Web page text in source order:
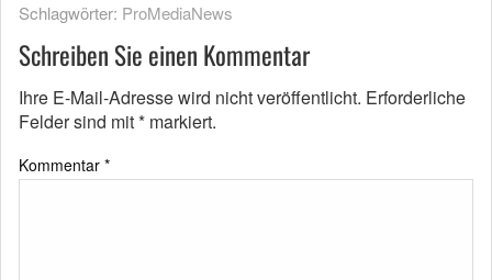
Schlagwörter: ProMediaNews
Schreiben Sie einen Kommentar
Ihre E-Mail-Adresse wird nicht veröffentlicht. Erforderliche
Felder sind mit* markiert.
Kommentar *